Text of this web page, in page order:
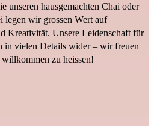
unseren hausgemachten Chai oder
wir grossen Wert auf
Kreativität. Unsere Leidenschaft für
in vielen Details wider – wir freuen
zu heissen!